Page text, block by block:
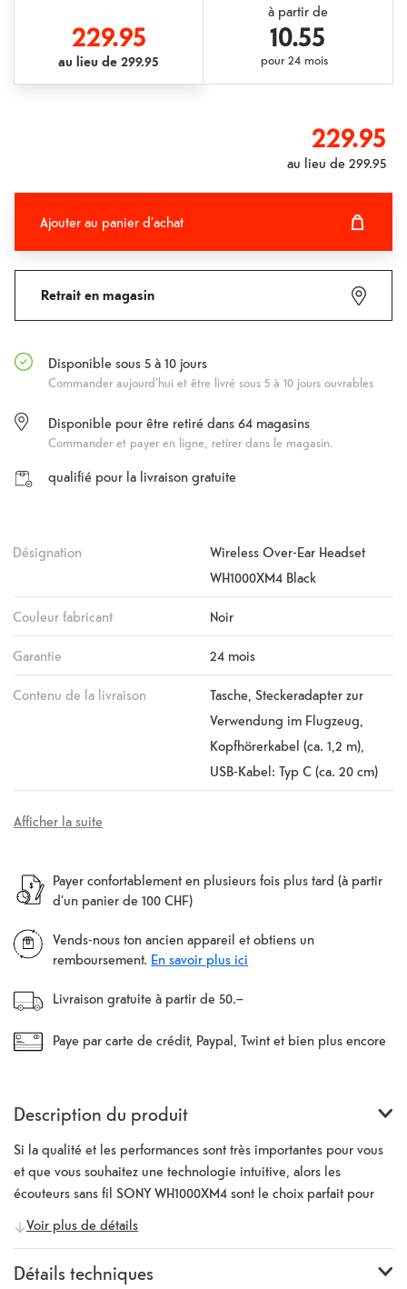
229.95
au lieu de299.95
à partir de
10.55
pour24 mois
229.95
au lieu de299.95
Ajouter au panier d'achat
Retrait en magasin
Disponible sous 5 à 10 jours
Commander aujourd'hui et être livré sous 5 à 10 jours ouvrables
Disponible pour être retiré dans 64 magasins
Commander et payer en ligne, retirer dans le magasin.
qualifié pour la livraison gratuite
Désignation
Wireless Over-Ear Headset
WH1000XM4 Black
Couleur fabricant Noir
Garantie 24 mois
Contenu de la livraison
Tasche, Steckeradapter zur
Verwendung im Flugzeug,
Kopfhörerkabel (ca. 1,2 m),
USB-Kabel: Typ C (ca. 20 cm)
Afficher la suite
Payer confortablement en plusieurs fois plus tard (à partir
d'un panier de 100 CHF)
Vends-nous ton ancien appareil et obtiens un
remboursement. En savoir plus ici
Livraison gratuite à partir de 50.–
Paye par carte de crédit, Paypal, Twint et bien plus encore
Description du produit
Si la qualité et les performances sont très importantes pour vous
et que vous souhaitez une technologie intuitive, alors les
écouteurs sans fil SONY WH1000XM4 sont le choix parfait pour
vous. Grâce à la réduction du bruit, à la commande tactile
intuitive et à l'incroyable autonomie de la batterie, vous avez
appareils ont du mal à restituer correctement les basses. Mais les
Voir plus de détails
Détails techniques